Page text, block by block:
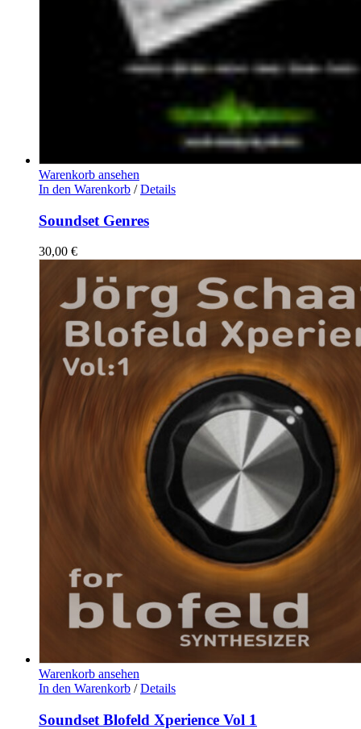
Warenkorb ansehen
In den Warenkorb / Details
Soundset Genres
30,00 €
Warenkorb ansehen
In den Warenkorb / Details
Soundset Blofeld Xperience Vol 1